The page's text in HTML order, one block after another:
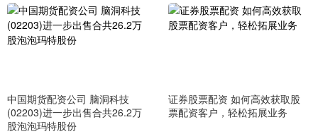
中国期货配资公司 脑洞科技
(02203)进一步出售合共26.2万
股泡泡玛特股份
证券股票配资 如何高效获取股
票配资客户，轻松拓展业务